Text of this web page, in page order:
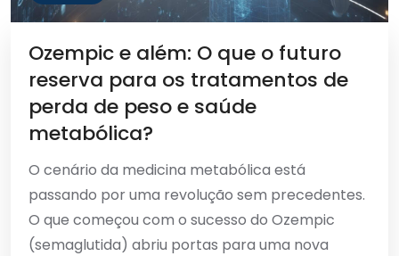
Ozempic e além: O que o futuro
reserva para os tratamentos de
perda de peso e saúde
metabólica?
O cenário da medicina metabólica está
passando por uma revolução sem precedentes.
O que começou com o sucesso do Ozempic
(semaglutida) abriu portas para uma nova